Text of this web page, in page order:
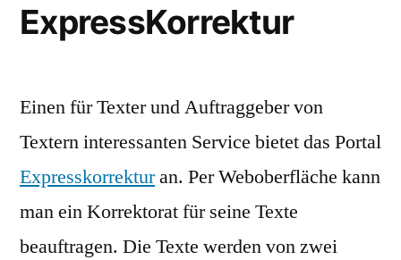
ExpressKorrektur
Einen für Texter und Auftraggeber von
Textern interessanten Service bietet das Portal
Expresskorrekturan. Per Weboberfläche kann
man ein Korrektorat für seine Texte
beauftragen. Die Texte werden von zwei